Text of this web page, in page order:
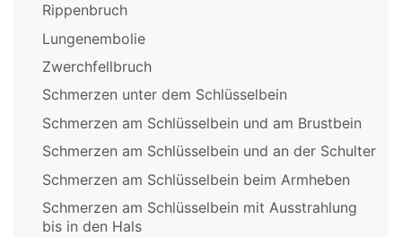
Rippenbruch
Lungenembolie
Zwerchfellbruch
Schmerzen unter dem Schlüsselbein
Schmerzen am Schlüsselbein und am Brustbein
Schmerzen am Schlüsselbein und an der Schulter
Schmerzen am Schlüsselbein beim Armheben
Schmerzen am Schlüsselbein mit Ausstrahlung
bis in den Hals